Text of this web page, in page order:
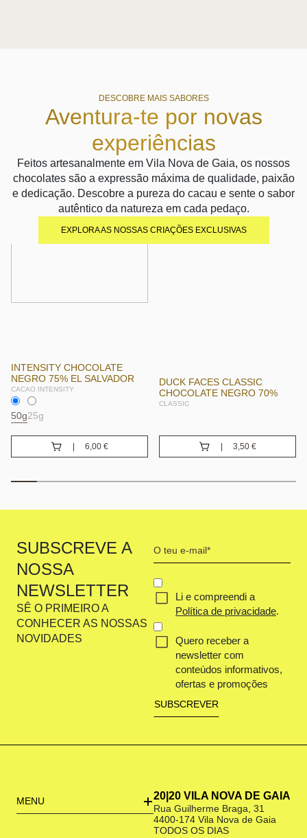
DESCOBRE MAIS SABORES
Aventura-te por novas
experiências
Feitos artesanalmente em Vila Nova de Gaia, os nossos
chocolates são a expressão máxima de qualidade, paixão
e dedicação. Descobre a pureza do cacau e sente o sabor
autêntico da natureza em cada pedaço.
EXPLORA AS NOSSAS CRIAÇÕES EXCLUSIVAS
INTENSITY CHOCOLATE
NEGRO 75% EL SALVADOR
CACAO INTENSITY
50g25g
6,00 €
DUCK FACES CLASSIC
CHOCOLATE NEGRO 70%
CLASSIC
3,50 €
SUBSCREVE A
NOSSA
NEWSLETTER
SÊ O PRIMEIRO A
CONHECER AS NOSSAS
NOVIDADES
CONCENT
(OBRIGATÓRIO)
Li e compreendi a
Política de privacidade.
Quero receber a
newsletter com
conteúdos informativos,
ofertas e promoções
MENU 20|20 VILA NOVA DE GAIA
Rua Guilherme Braga, 31
4400-174 Vila Nova de Gaia
TODOS OS DIAS